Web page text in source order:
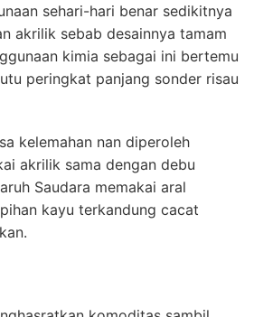
sehari-hari benar sedikitnya
akrilik sebab desainnya tamam
kimia sebagai ini bertemu
peringkat panjang sonder risau
kelemahan nan diperoleh
akrilik sama dengan debu
Saudara memakai aral
kayu terkandung cacat